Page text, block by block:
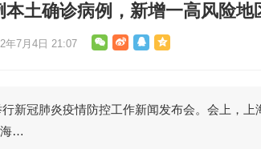
土确诊病例，新增一高风险地
年7月4日 21:07
新冠肺炎疫情防控工作新闻发布会。会上，上
海…